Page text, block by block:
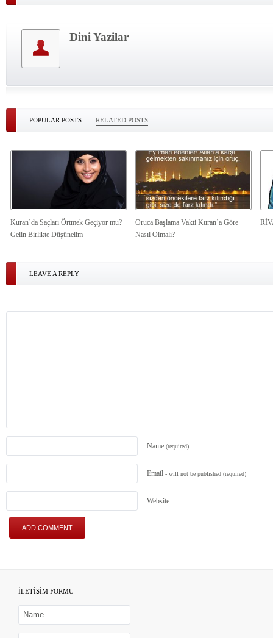
Dini Yazilar
POPULAR POSTS RELATED POSTS
Kuran’da Saçları Örtmek Geçiyor mu?
Gelin Birlikte Düşünelim
Oruca Başlama Vakti Kuran’a Göre
Nasıl Olmalı?
LEAVE A REPLY
Name (required)
Email - will not be published (required)
Website
İLETİŞİM FORMU